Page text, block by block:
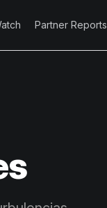
Partner Reports